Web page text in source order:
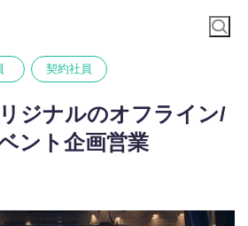
契約社員
ジナルのオフライン/
ント企画営業